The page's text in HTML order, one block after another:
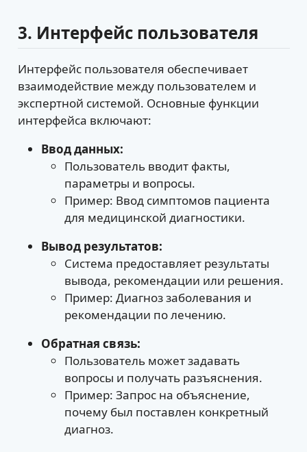
3. Интерфейс пользователя
Интерфейс пользователя обеспечивает
взаимодействие между пользователем и
экспертной системой. Основные функции
интерфейса включают:
Ввод данных:
Пользователь вводит факты,
параметры и вопросы.
Пример: Ввод симптомов пациента
для медицинской диагностики.
Вывод результатов:
Система предоставляет результаты
вывода, рекомендации или решения.
Пример: Диагноз заболевания и
рекомендации по лечению.
Обратная связь:
Пользователь может задавать
вопросы и получать разъяснения.
Пример: Запрос на объяснение,
почему был поставлен конкретный
диагноз.